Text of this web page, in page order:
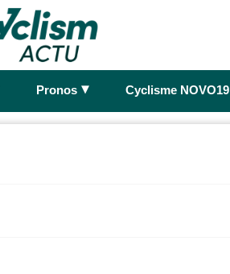
Pronos ► Cyclisme NOVO19